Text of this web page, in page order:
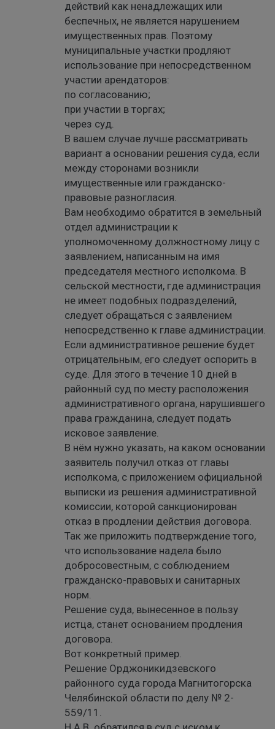
действий как ненадлежащих или
беспечных, не является нарушением
имущественных прав. Поэтому
муниципальные участки продляют
использование при непосредственном
участии арендаторов:
по согласованию;
при участии в торгах;
через суд.
В вашем случае лучше рассматривать
вариант а основании решения суда, если
между сторонами возникли
имущественные или гражданско-
правовые разногласия.
Вам необходимо обратится в земельный
отдел администрации к
уполномоченному должностному лицу с
заявлением, написанным на имя
председателя местного исполкома. В
сельской местности, где администрация
не имеет подобных подразделений,
следует обращаться с заявлением
непосредственно к главе администрации.
Если административное решение будет
отрицательным, его следует оспорить в
суде. Для этого в течение 10 дней в
районный суд по месту расположения
административного органа, нарушившего
права гражданина, следует подать
исковое заявление.
В нём нужно указать, на каком основании
заявитель получил отказ от главы
исполкома, с приложением официальной
выписки из решения административной
комиссии, которой санкционирован
отказ в продлении действия договора.
Так же приложить подтверждение того,
что использование надела было
добросовестным, с соблюдением
гражданско-правовых и санитарных
норм.
Решение суда, вынесенное в пользу
истца, станет основанием продления
договора.
Вот конкретный пример.
Решение Орджоникидзевского
районного суда города Магнитогорска
Челябинской области по делу № 2-
559/11.